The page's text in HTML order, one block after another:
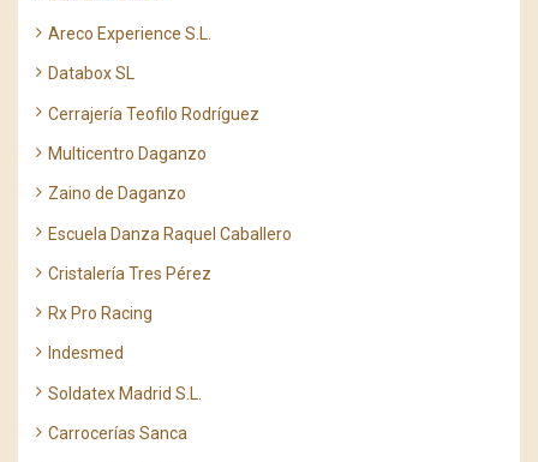
Areco Experience S.L.
Databox SL
Cerrajería Teofilo Rodríguez
Multicentro Daganzo
Zaino de Daganzo
Escuela Danza Raquel Caballero
Cristalería Tres Pérez
Rx Pro Racing
Indesmed
Soldatex Madrid S.L.
Carrocerías Sanca